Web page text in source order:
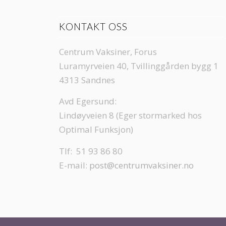
KONTAKT OSS
Centrum Vaksiner, Forus
Luramyrveien 40, Tvillinggården bygg 1
4313 Sandnes
Avd Egersund:
Lindøyveien 8 (Eger stormarked hos
Optimal Funksjon)
Tlf: 51 93 86 80
E-mail: post@centrumvaksiner.no